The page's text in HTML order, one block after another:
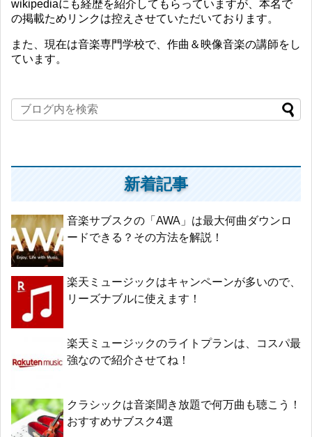
wikipediaにも経歴を紹介してもらっていますが、本名で
の掲載ためリンクは控えさせていただいております。
また、現在は音楽専門学校で、作曲＆映像音楽の講師をし
ています。
新着記事
音楽サブスクの「AWA」は最大何曲ダウンロ
ードできる？その方法を解説！
楽天ミュージックはキャンペーンが多いので、
リーズナブルに使えます！
楽天ミュージックのライトプランは、コスパ最
強なので紹介させてね！
クラシックは音楽聞き放題で何万曲も聴こう！
おすすめサブスク4選